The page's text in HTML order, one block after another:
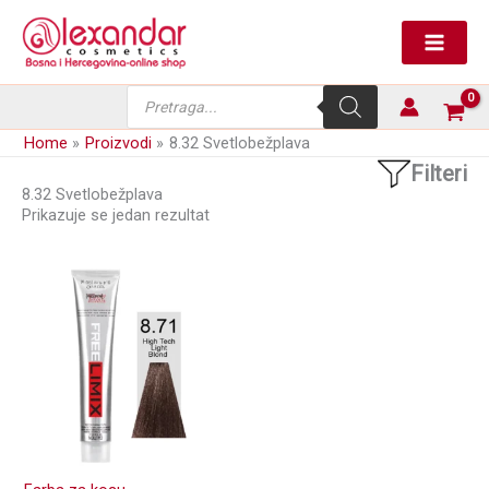
content
search
Home Proizvodi 8.32 Svetlobežplava
8.32 Svetlobežplava
Filteri
Prikazuje se jedan rezultat